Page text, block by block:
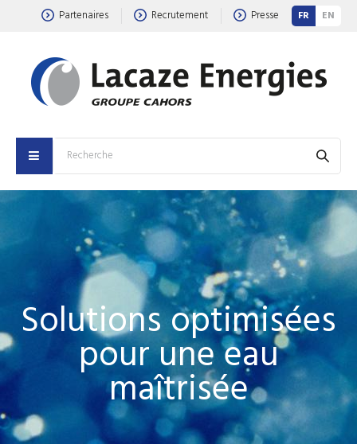
Partenaires Recrutement Presse FR EN
Solutions optimisées
pour une eau
maîtrisée